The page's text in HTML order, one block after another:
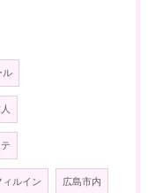
ル
ィルイン 広島市内